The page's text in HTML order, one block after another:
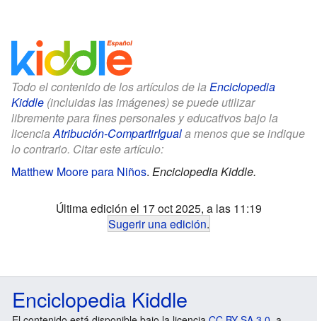
Todo el contenido de los artículos de la Enciclopedia
Kiddle (incluidas las imágenes) se puede utilizar
libremente para fines personales y educativos bajo la
licenciaAtribución-CompartirIguala menos que se indique
lo contrario. Citar este artículo:
Matthew Moore para Niños. Enciclopedia Kiddle.
Última edición el 17 oct 2025, a las 11:19
Sugerir una edición.
Enciclopedia Kiddle